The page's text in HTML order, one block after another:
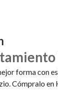
forma con
Cómpralo en